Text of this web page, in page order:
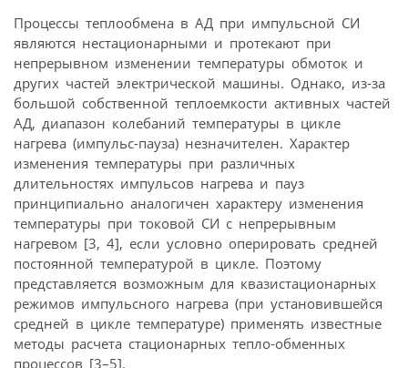
Процессы теплообмена в АД при импульсной СИ
являются нестационарными и протекают при
непрерывном изменении температуры обмоток и
других частей электрической машины. Однако, из-за
большой собственной теплоемкости активных частей
АД, диапазон колебаний температуры в цикле
нагрева (импульс-пауза) незначителен. Характер
изменения температуры при различных
длительностях импульсов нагрева и пауз
принципиально аналогичен характеру изменения
температуры при токовой СИ с непрерывным
нагревом [3, 4], если условно оперировать средней
постоянной температурой в цикле. Поэтому
представляется возможным для квазистационарных
режимов импульсного нагрева (при установившейся
средней в цикле температуре) применять известные
методы расчета стационарных тепло-обменных
процессов [3–5].